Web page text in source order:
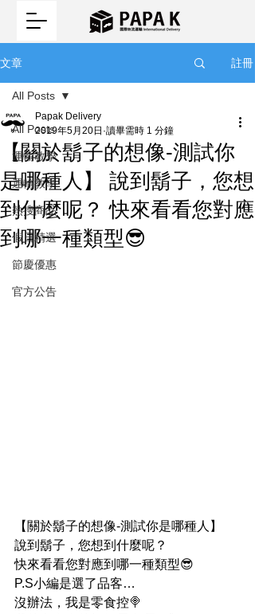
文章 註冊
All Posts
運輸教學
運輸教學
熱搜商品
假日精選
節慶優惠
官方公告
All Posts
【關於鬍子的想像-測試你
是哪種人】 說到鬍子，您想
到什麼呢？ 快來看看您對應
到哪一種類型😎
Papak Delivery
2019年5月20日 讀畢需時 1 分鐘
【關於鬍子的想像-測試你是哪種人】
說到鬍子，您想到什麼呢？
快來看看您對應到哪一種類型😎
P.S小編是選了品客…
沒辦法，我是零食控🍭